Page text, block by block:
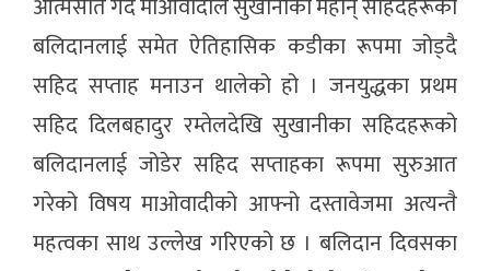
बलिदानलाई समेत ऐतिहासिक कडीका रूपमा जोड्दै
सहिद सप्ताह मनाउन थालेको हो । जनयुद्धका प्रथम
सहिद दिलबहादुर रम्तेलदेखि सुखानीका सहिदहरूको
बलिदानलाई जोडेर सहिद सप्ताहका रूपमा सुरुआत
गरेको विषय माओवादीको आफ्नो दस्तावेजमा अत्यन्तै
महत्वका साथ उल्लेख गरिएको छ । बलिदान दिवसका